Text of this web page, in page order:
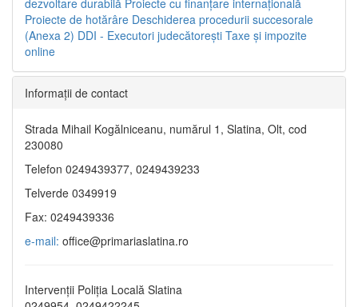
Proiecte de hotărâre Deschiderea procedurii succesorale
(Anexa 2) DDI - Executori judecătorești Taxe şi impozite
online
Informaţii de contact
Strada Mihail Kogălniceanu, numărul 1, Slatina, Olt, cod
230080
Telefon 0249439377, 0249439233
Telverde 0349919
Fax: 0249439336
e-mail: office@primariaslatina.ro
Intervenții Poliția Locală Slatina